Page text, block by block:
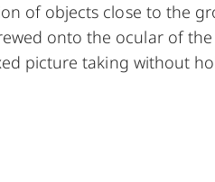
of objects close to the
onto the ocular of
picture taking without
thread adapter (24001).